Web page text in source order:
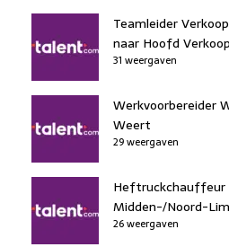
Teamleider
naar Hoofd
31 weergaven
Werkvoorbereider
Weert
29 weergaven
Heftruckchauffeur
Midden-/Noord-
26 weergaven